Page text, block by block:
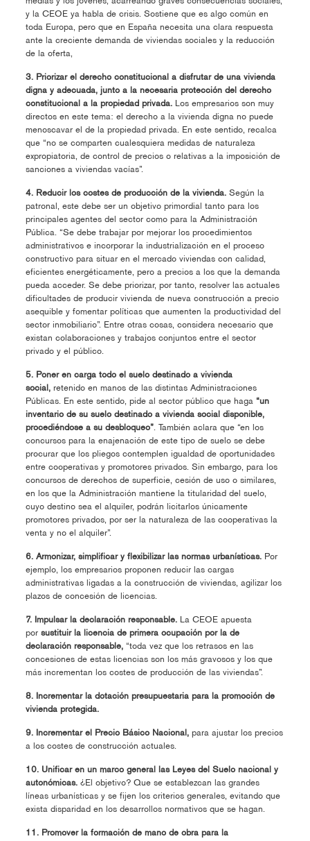
y la CEOE ya habla de crisis. Sostiene que es algo común en
toda Europa, pero que en España necesita una clara respuesta
ante la creciente demanda de viviendas sociales y la reducción
de la oferta,
3. Priorizar el derecho constitucional a disfrutar de una vivienda
digna y adecuada, junto a la necesaria protección del derecho
constitucional a la propiedad privada. Los empresarios son muy
directos en este tema: el derecho a la vivienda digna no puede
menoscavar el de la propiedad privada. En este sentido, recalca
que “no se comparten cualesquiera medidas de naturaleza
expropiatoria, de control de precios o relativas a la imposición de
sanciones a viviendas vacías”.
4. Reducir los costes de producción de la vivienda. Según la
patronal, este debe ser un objetivo primordial tanto para los
principales agentes del sector como para la Administración
Pública. “Se debe trabajar por mejorar los procedimientos
administrativos e incorporar la industrialización en el proceso
constructivo para situar en el mercado viviendas con calidad,
eficientes energéticamente, pero a precios a los que la demanda
pueda acceder. Se debe priorizar, por tanto, resolver las actuales
dificultades de producir vivienda de nueva construcción a precio
asequible y fomentar políticas que aumenten la productividad del
sector inmobiliario”. Entre otras cosas, considera necesario que
existan colaboraciones y trabajos conjuntos entre el sector
privado y el público.
5. Poner en carga todo el suelo destinado a vivienda
social, retenido en manos de las distintas Administraciones
Públicas. En este sentido, pide al sector público que haga “un
inventario de su suelo destinado a vivienda social disponible,
procediéndose a su desbloqueo”. También aclara que “en los
concursos para la enajenación de este tipo de suelo se debe
procurar que los pliegos contemplen igualdad de oportunidades
entre cooperativas y promotores privados. Sin embargo, para los
concursos de derechos de superficie, cesión de uso o similares,
en los que la Administración mantiene la titularidad del suelo,
cuyo destino sea el alquiler, podrán licitarlos únicamente
promotores privados, por ser la naturaleza de las cooperativas la
venta y no el alquiler”.
6. Armonizar, simplificar y flexibilizar las normas urbanísticas. Por
ejemplo, los empresarios proponen reducir las cargas
administrativas ligadas a la construcción de viviendas, agilizar los
plazos de concesión de licencias.
7. Impulsar la declaración responsable. La CEOE apuesta
por sustituir la licencia de primera ocupación por la de
declaración responsable, “toda vez que los retrasos en las
concesiones de estas licencias son los más gravosos y los que
más incrementan los costes de producción de las viviendas”.
8. Incrementar la dotación presupuestaria para la promoción de
vivienda protegida.
9. Incrementar el Precio Básico Nacional, para ajustar los precios
a los costes de construcción actuales.
10. Unificar en un marco general las Leyes del Suelo nacional y
autonómicas. ¿El objetivo? Que se establezcan las grandes
líneas urbanísticas y se fijen los criterios generales, evitando que
exista disparidad en los desarrollos normativos que se hagan.
11. Promover la formación de mano de obra para la